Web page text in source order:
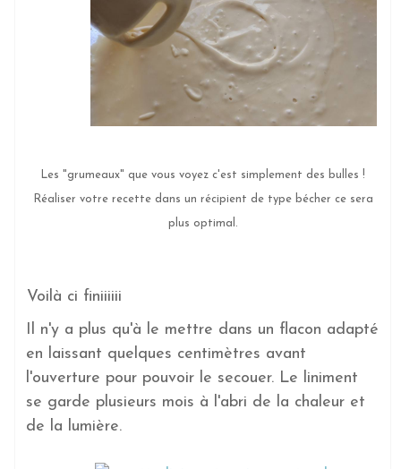
Les "grumeaux" que vous voyez c'est simplement des bulles !
Réaliser votre recette dans un récipient de type bécher ce sera
plus optimal.
Voilà ci finiiiiii
Il n'y a plus qu'à le mettre dans un flacon adapté
en laissant quelques centimètres avant
l'ouverture pour pouvoir le secouer. Le liniment
se garde plusieurs mois à l'abri de la chaleur et
de la lumière.